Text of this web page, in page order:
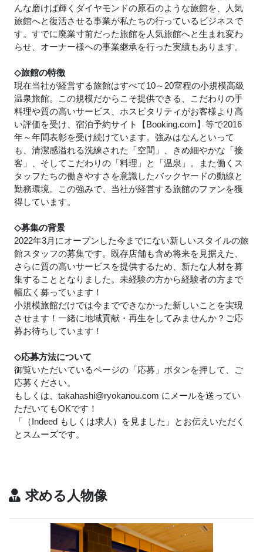
んな磨けば輝くダイヤモンドの原石のような旅館を、人気
旅館へと復活させる事業が私たちの行っているビジネスで
す。すでに廃業寸前だった旅館を人気旅館へと生まれ変わ
らせ、オーナー様への事業継承を行った実績もあります。
◇旅館の特徴
現在当社が経営する旅館はすべて10～20室程の小規模高級
温泉旅館。この規模だからこそ提供できる、こだわりの手
料理や質の高いサービス、ホスピタリティがお客様より高
い評価を受け、宿泊予約サイト【Booking.com】等で2016
年～年間表彰を受け続けています。強みはなんといって
も、清潔感溢れる洗練された「空間」、きめ細やかな「接
客」、そしてこだわりの「料理」と「温泉」。また働くス
タッフたちの働きやすさを意識したバックヤードの動線と
勤務環境。この強みで、当社が経営する旅館のファンを獲
得しています。
◇募集の背景
2022年3月にオープンした今までにない新しいスタイルの旅
館スタッフの募集です。既存店舗も含め将来を見据えた、
さらに質の高いサービスを提供するため、新たな人材を募
集することとなりました。未経験の方から経験者の方まで
幅広く募っています！
小規模旅館だけでは今までできなかった新しいことを実現
させます！一緒に地域貢献・再生をしてみませんか？ご応
募お待ちしています！
◇応募方法について
御覧いただいているページの「応募」ボタンを押して、ご
応募ください。
もしくは、takahashi@ryokanou.com にメールを送ってい
ただいてもOKです！
「（Indeed もしくは求人）を見ました」とお伝えいただく
とスムーズです。
求める人物像